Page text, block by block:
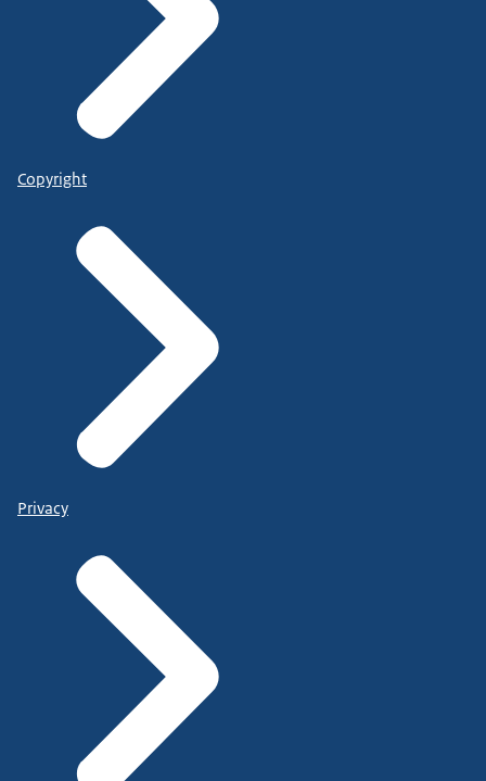
Copyright
Privacy